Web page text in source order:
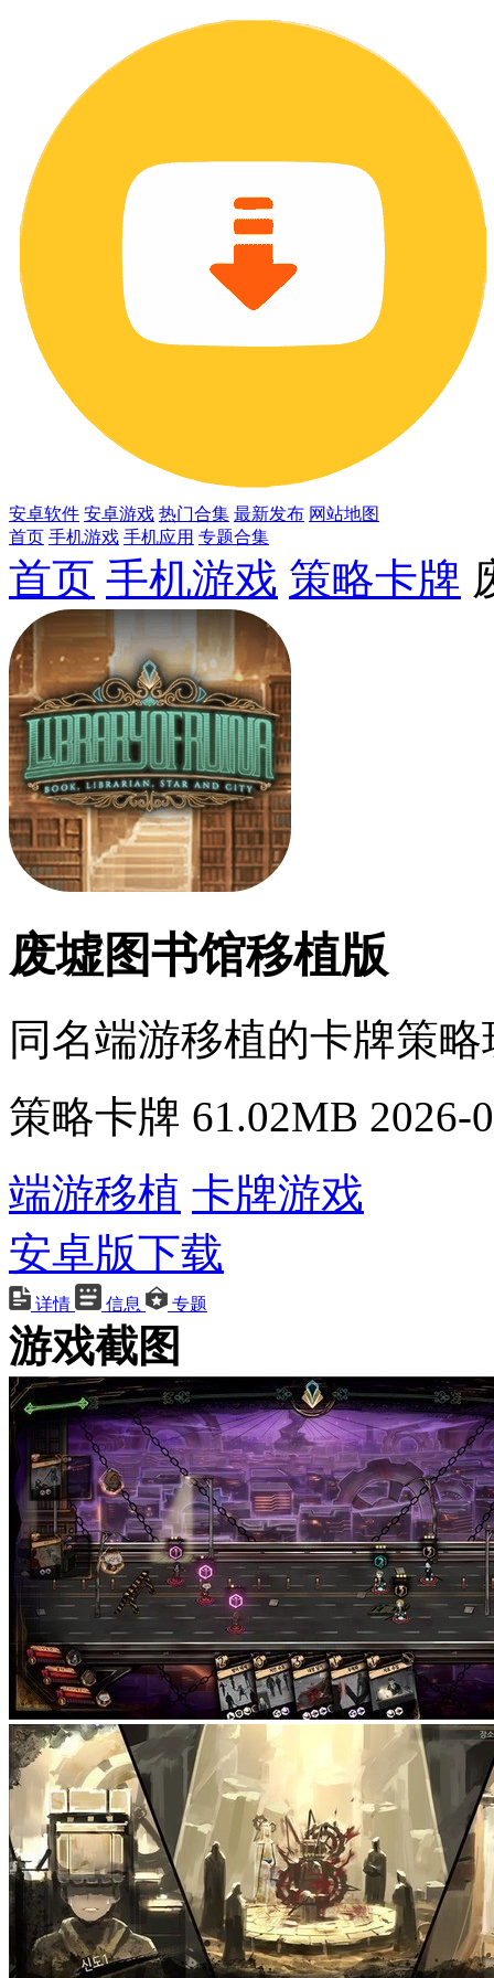
安卓软件 安卓游戏 热门合集 最新发布 网站地图
首页 手机游戏 手机应用 专题合集
首页 手机游戏 策略卡牌
废墟图书馆移植版
同名端游移植的卡牌策
策略卡牌 61.02MB 2026-
端游移植 卡牌游戏
安卓版下载
详情 信息 专题
游戏截图